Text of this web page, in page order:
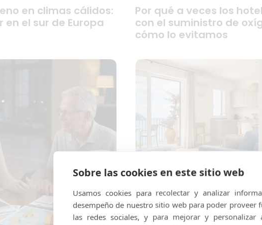
en climas cálidos:
en el sur de Europa
Por qué a veces los
con el suministro de
cómo lo evitamos
Sobre las cookies en este sitio web
Usamos cookies para recolectar y analizar
desempeño de nuestro sitio web para poder proveer
las redes sociales, y para mejorar y personalizar